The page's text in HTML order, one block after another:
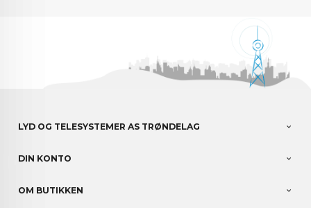
LYD OG TELESYSTEMER AS TRØNDELAG
DIN KONTO
OM BUTIKKEN